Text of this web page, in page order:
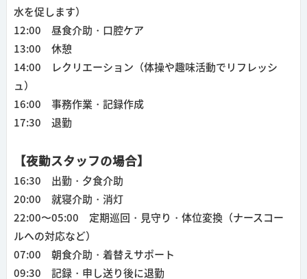
水を促します）
12:00 昼食介助・口腔ケア
13:00 休憩
14:00 レクリエーション （体操や趣味活動でリフレッシ
ュ）
16:00 事務作業・記録作成
17:30 退勤
【夜勤スタッフの場合】
16:30 出勤・夕食介助
20:00 就寝介助・消灯
22:00〜05:00 定期巡回・見守り・体位変換（ナースコー
ルへの対応など）
07:00 朝食介助・着替えサポート
09:30 記録・申し送り後に退勤